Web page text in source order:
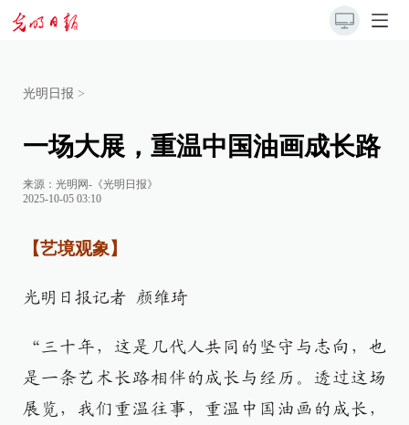
光明日报 >
一场大展，重温中国油画成长路
来源： 光明网-《光明日报》
2025-10-05 03:10
【艺境观象】
光明日报记者 颜维琦
“三十年，这是几代人共同的坚守与志向，也
是一条艺术长路相伴的成长与经历。透过这场
展览，我们重温往事，重温中国油画的成长，